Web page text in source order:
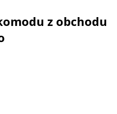
z obchodu